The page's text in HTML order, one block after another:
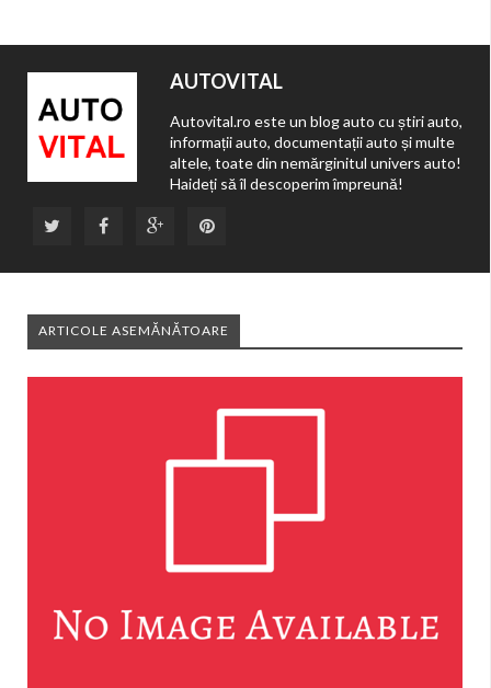
AUTOVITAL
Autovital.ro este un blog auto cu știri auto,
informații auto, documentații auto și multe
altele, toate din nemărginitul univers auto!
Haideți să îl descoperim împreună!
ARTICOLE ASEMĂNĂTOARE